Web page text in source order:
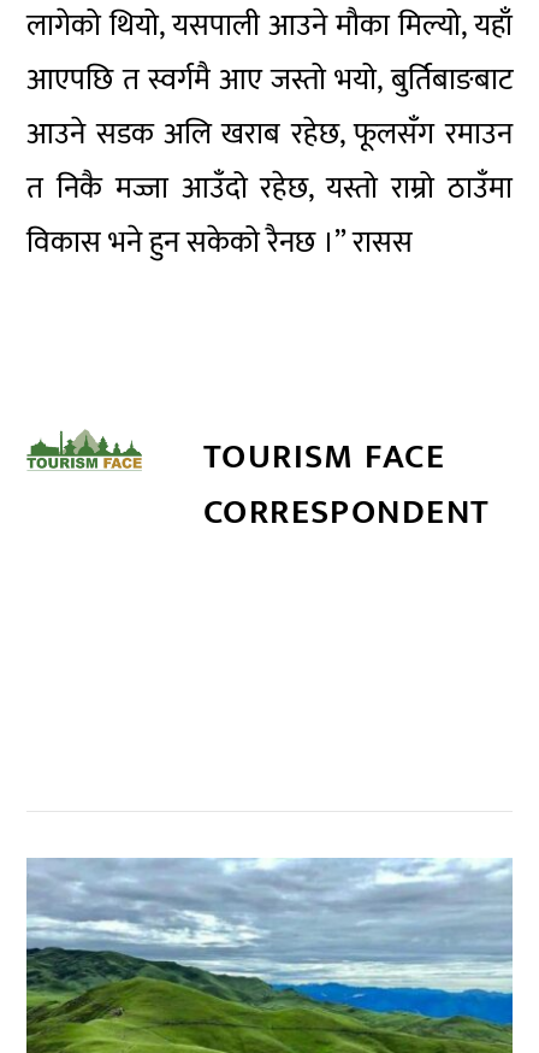
लागेको थियो, यसपाली आउने मौका मिल्यो, यहाँ
आएपछि त स्वर्गमै आए जस्तो भयो, बुर्तिबाङबाट
आउने सडक अलि खराब रहेछ, फूलसँग रमाउन
त निकै मज्जा आउँदो रहेछ, यस्तो राम्रो ठाउँमा
विकास भने हुन सकेको रैनछ ।” रासस
TOURISM FACE
CORRESPONDENT
,